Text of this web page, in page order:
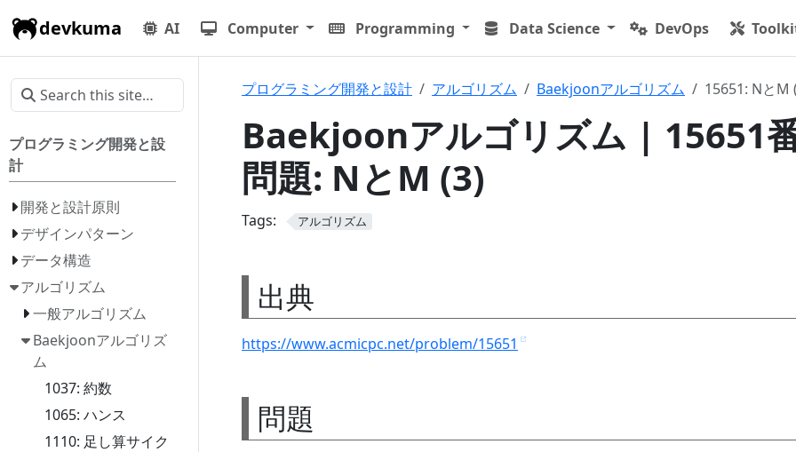
devkuma AI Computer Programming Data Science DevOps
プログラミング開発と設
計
開発と設計原則
デザインパターン
データ構造
アルゴリズム
一般アルゴリズム
Baekjoonアルゴリズ
ム
1037: 約数
1065: ハンス
1110: 足し算サイク
プログラミング開発と設計 アルゴリズム Baekjoonアルゴリズム 15651: NとM
Baekjoonアルゴリズム | 15651
問題: NとM (3)
Tags: アルゴリズム
出典
https://www.acmicpc.net/problem/15651
問題